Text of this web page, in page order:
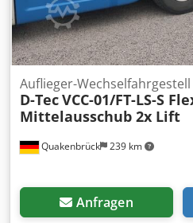
Quakenbrück 239 km
Auflieger-Wechselfahrgestell
D-TecVCC-01/FT-LS-S
Mittelausschub 2x Lift
Anfragen